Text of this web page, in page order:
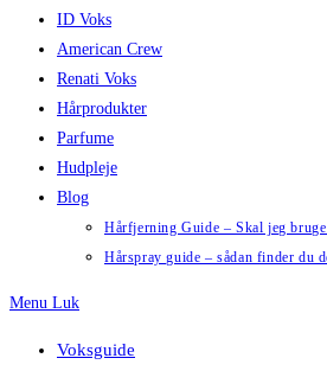
ID Voks
American Crew
Renati Voks
Hårprodukter
Parfume
Hudpleje
Blog
Hårfjerning Guide – Skal jeg
Hårspray guide – sådan finder du
Menu Luk
Voksguide